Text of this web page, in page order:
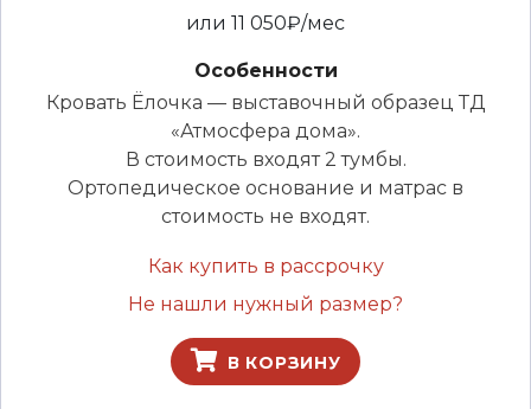
или 11 050₽/мес
Особенности
Кровать Ёлочка — выставочный образец ТД
«Атмосфера дома».
В стоимость входят 2 тумбы.
Ортопедическое основание и матрас в
стоимость не входят.
Как купить в рассрочку
Не нашли нужный размер?
В КОРЗИНУ